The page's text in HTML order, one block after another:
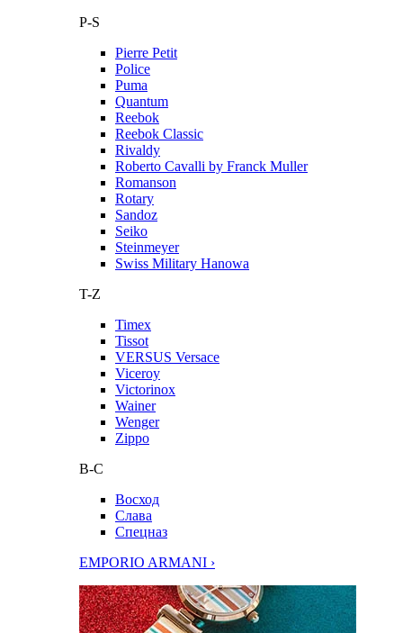
P-S
Pierre Petit
Police
Puma
Quantum
Reebok
Reebok Classic
Rivaldy
Roberto Cavalli by Franck Muller
Romanson
Rotary
Sandoz
Seiko
Steinmeyer
Swiss Military Hanowa
T-Z
Timex
Tissot
VERSUS Versace
Viceroy
Victorinox
Wainer
Wenger
Zippo
В-С
Восход
Слава
Спецназ
EMPORIO ARMANI ›